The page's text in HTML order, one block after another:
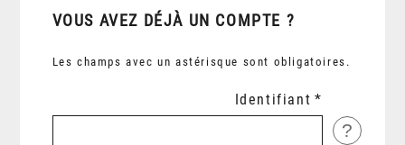
VOUS AVEZ DÉJÀ UN COMPTE ?
Les champs avec un astérisque sont obligatoires.
Identifiant
?